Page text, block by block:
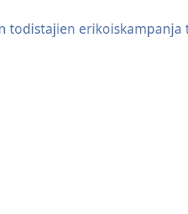
todistajien